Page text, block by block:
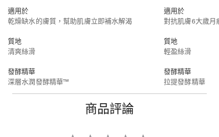
適用於
乾燥缺水的膚質，幫助肌膚立即補水解渴
質地
清爽絲滑
發酵精華
深層水潤發酵精華™
適用於
對抗肌膚6大歲月
質地
輕盈絲滑
發酵精華
拉提發酵精華
商品評論